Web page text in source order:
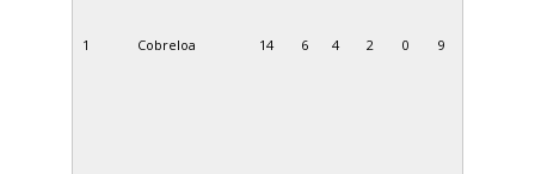
1 Cobreloa 14 6 4 2 0 9